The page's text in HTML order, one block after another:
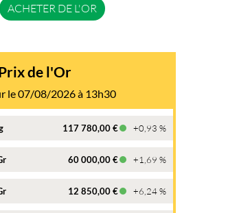
ACHETER DE L'OR
de l'Or
le 07/08/2026 à 13h30
117 780,00 € +0,93 %
60 000,00 € +1,69 %
12 850,00 € +6,24 %